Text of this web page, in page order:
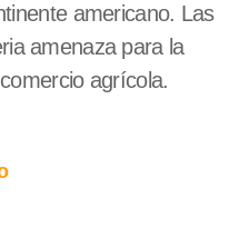
americano. Las
amenaza para la
agrícola.